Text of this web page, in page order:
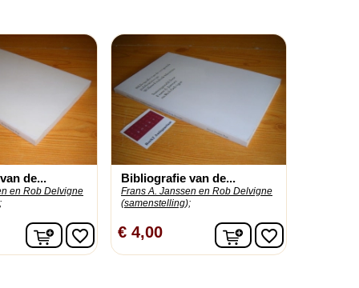
de...
en Rob Delvigne
In winkelwagen
favorite_border
Bibliografie van de...
Frans A. Janssen en Rob Delvigne
(samenstelling);
€ 4,00 In winkelwagen
favorite_border